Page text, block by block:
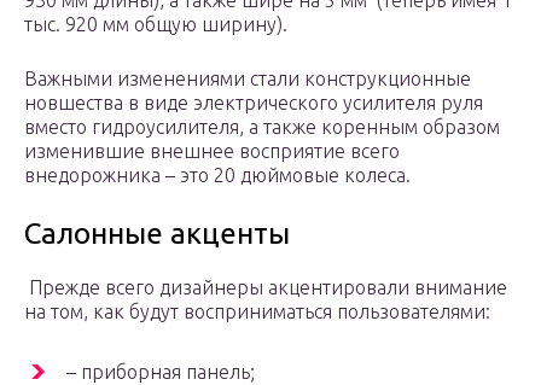
тыс. 920 мм общую ширину).
Важными изменениями стали конструкционные
новшества в виде электрического усилителя руля
вместо гидроусилителя, а также коренным образом
изменившие внешнее восприятие всего
внедорожника – это 20 дюймовые колеса.
Салонные акценты
Прежде всего дизайнеры акцентировали внимание
на том, как будут восприниматься пользователями:
– приборная панель;